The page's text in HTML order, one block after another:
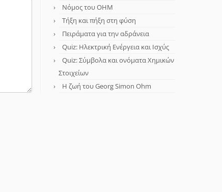
Νόμος του OHM
Τήξη και πήξη στη φύση
Πειράματα για την αδράνεια
Quiz: Ηλεκτρική Ενέργεια και Ισχύς
Quiz: Σύμβολα και ονόματα Χημικών
Στοιχείων
Η ζωή του Georg Simon Ohm